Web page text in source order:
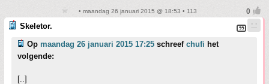
• maandag 26 januari 2015 @ 18:53 • 113
Skeletor.
Op maandag 26 januari 2015 17:25 schreef chufi het
volgende:
[..]